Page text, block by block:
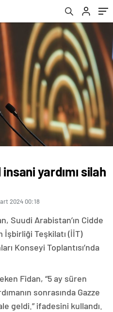
yardımı silah
2024 00:18
Suudi Arabistan’ın Cidde
Teşkilatı (İİT)
Konseyi Toplantısı’nda
Fidan, “5 ay süren
sonrasında Gazze
geldi.” ifadesini kullandı.